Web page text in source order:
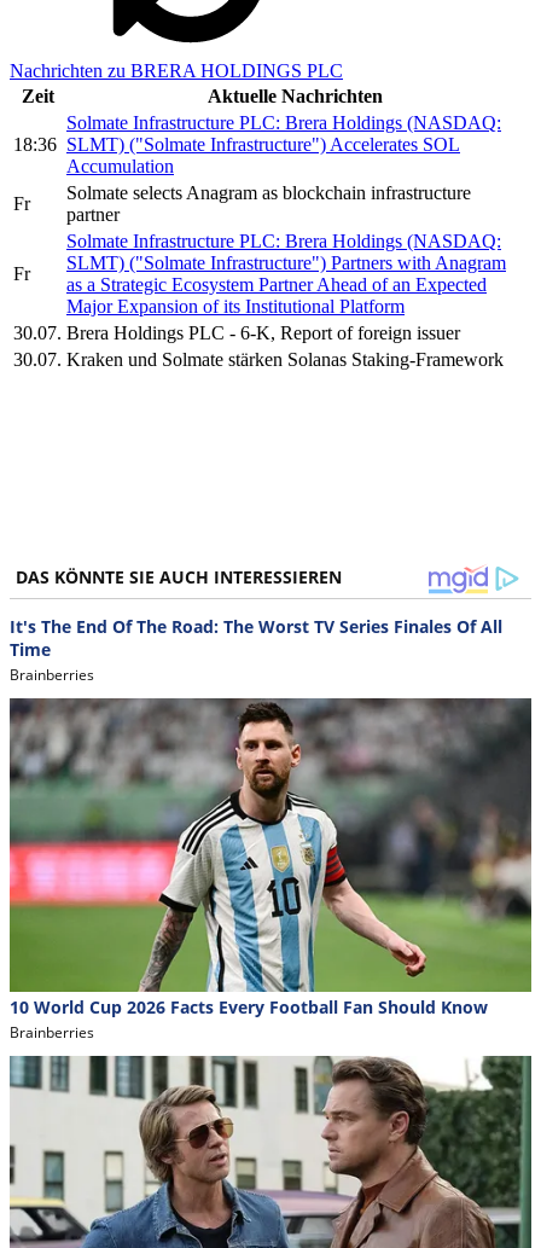
Nachrichten zu BRERA HOLDINGS PLC
Zeit
Aktuelle Nachrichten
18:36
Solmate Infrastructure PLC: Brera Holdings (NASDAQ:
SLMT) ("Solmate Infrastructure") Accelerates SOL
Accumulation
Fr
Solmate selects Anagram as blockchain infrastructure
partner
Fr
Solmate Infrastructure PLC: Brera Holdings (NASDAQ:
SLMT) ("Solmate Infrastructure") Partners with Anagram
as a Strategic Ecosystem Partner Ahead of an Expected
Major Expansion of its Institutional Platform
30.07. Brera Holdings PLC - 6-K, Report of foreign issuer
30.07. Kraken und Solmate stärken Solanas Staking-Framework